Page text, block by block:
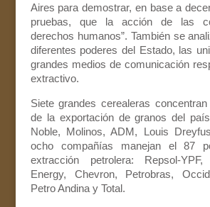
Aires para demostrar, en base a
pruebas, que la acción de las
derechos humanos”. También se
diferentes poderes del Estado, las
grandes medios de comunicación
extractivo.
Siete grandes cerealeras
de la exportación de granos del
Noble, Molinos, ADM, Louis
ocho compañías manejan el 87
extracción petrolera: Repsol-
Energy, Chevron, Petrobras,
Petro Andina y Total.